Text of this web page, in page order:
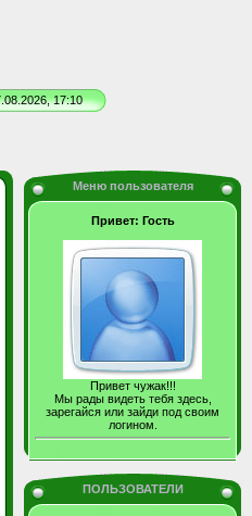
17:10
Меню пользователя
Привет: Гость
Привет чужак!!!
Мы рады видеть тебя здесь,
зарегайся или зайди под своим
логином.
ПОЛЬЗОВАТЕЛИ